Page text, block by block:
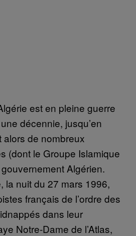
est en pleine guerre
décennie, jusqu’en
alors de nombreux
(dont le Groupe Islamique
Algérien.
la nuit du 27 mars 1996,
français de l’ordre des
dans leur
Notre-Dame de l’Atlas,